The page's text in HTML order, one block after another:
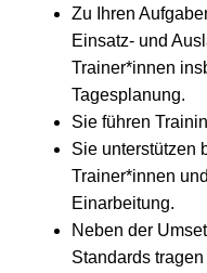
Zu Ihren
Einsatz- und
Trainer*innen
Tagesplanung.
Sie führen
Sie unterstützen
Trainer*innen
Einarbeitung.
Neben der
Standards